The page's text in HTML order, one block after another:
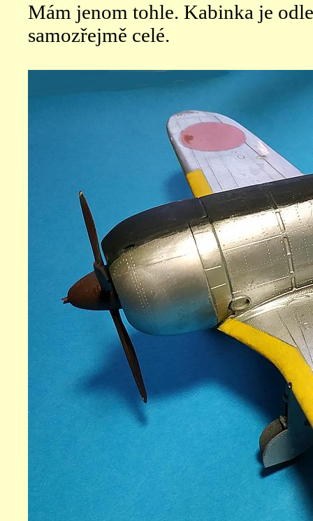
Mám jenom tohle. Kabinka je
samozřejmě celé.